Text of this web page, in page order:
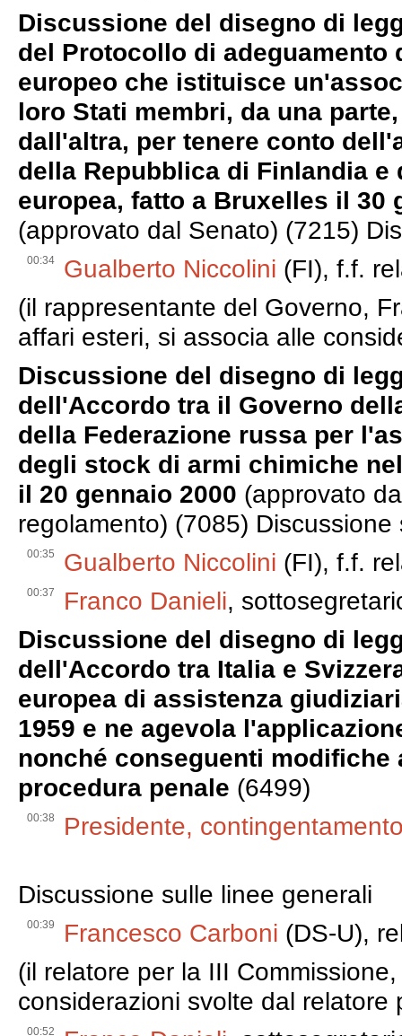
Discussione del disegno di
del Protocollo di
europeo che istituisce
loro Stati membri, da una
dall'altra, per tenere conto
della Repubblica di Finlandia
europea, fatto a Bruxelles il 30
(approvato dal Senato) (7215)
00:34 Gualberto Niccolini (FI), f.f.
(il rappresentante del Governo,
affari esteri, si associa alle
Discussione del disegno di
dell'Accordo tra il Governo
della Federazione russa per
degli stock di armi chimiche
il 20 gennaio 2000 (approvato
regolamento) (7085)
00:35 Gualberto Niccolini (FI), f.f.
00:37 Franco Danieli,
Discussione del disegno di
dell'Accordo tra Italia e
europea di assistenza
1959 e ne agevola
nonché conseguenti
procedura penale (6499)
00:38 Presidente,
Discussione sulle linee generali
00:39 Francesco Carboni (DS-U),
(il relatore per la III
considerazioni svolte dal relatore
00:52